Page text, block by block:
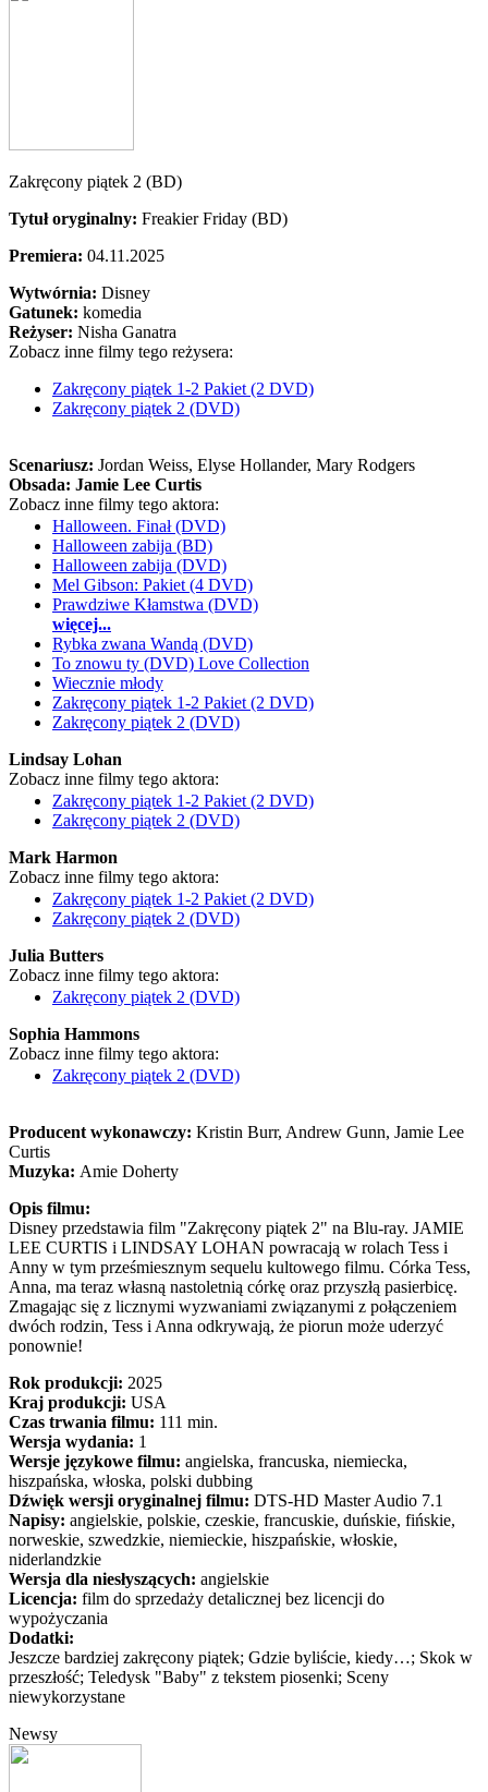
Zakręcony piątek 2 (BD)
Tytuł oryginalny: Freakier Friday (BD)
Premiera: 04.11.2025
Wytwórnia: Disney
Gatunek: komedia
Reżyser: Nisha Ganatra
Zobacz inne filmy tego reżysera:
Zakręcony piątek 1-2 Pakiet (2 DVD)
Zakręcony piątek 2 (DVD)
Scenariusz: Jordan Weiss, Elyse Hollander, Mary Rodgers
Obsada: Jamie Lee Curtis
Zobacz inne filmy tego aktora:
Halloween. Finał (DVD)
Halloween zabija (BD)
Halloween zabija (DVD)
Mel Gibson: Pakiet (4 DVD)
Prawdziwe Kłamstwa (DVD)
więcej...
Rybka zwana Wandą (DVD)
To znowu ty (DVD) Love Collection
Wiecznie młody
Zakręcony piątek 1-2 Pakiet (2 DVD)
Zakręcony piątek 2 (DVD)
Lindsay Lohan
Zobacz inne filmy tego aktora:
Zakręcony piątek 1-2 Pakiet (2 DVD)
Zakręcony piątek 2 (DVD)
Mark Harmon
Zobacz inne filmy tego aktora:
Zakręcony piątek 1-2 Pakiet (2 DVD)
Zakręcony piątek 2 (DVD)
Julia Butters
Zobacz inne filmy tego aktora:
Zakręcony piątek 2 (DVD)
Sophia Hammons
Zobacz inne filmy tego aktora:
Zakręcony piątek 2 (DVD)
Producent wykonawczy: Kristin Burr, Andrew Gunn, Jamie Lee
Curtis
Muzyka: Amie Doherty
Opis filmu:
Disney przedstawia film "Zakręcony piątek 2" na Blu-ray. JAMIE
LEE CURTIS i LINDSAY LOHAN powracają w rolach Tess i
Anny w tym prześmiesznym sequelu kultowego filmu. Córka Tess,
Anna, ma teraz własną nastoletnią córkę oraz przyszłą pasierbicę.
Zmagając się z licznymi wyzwaniami związanymi z połączeniem
dwóch rodzin, Tess i Anna odkrywają, że piorun może uderzyć
ponownie!
Rok produkcji: 2025
Kraj produkcji: USA
Czas trwania filmu: 111 min.
Wersja wydania: 1
Wersje językowe filmu: angielska, francuska, niemiecka,
hiszpańska, włoska, polski dubbing
Dźwięk wersji oryginalnej filmu: DTS-HD Master Audio 7.1
Napisy: angielskie, polskie, czeskie, francuskie, duńskie, fińskie,
norweskie, szwedzkie, niemieckie, hiszpańskie, włoskie,
niderlandzkie
Wersja dla niesłyszących: angielskie
Licencja: film do sprzedaży detalicznej bez licencji do
wypożyczania
Dodatki:
Jeszcze bardziej zakręcony piątek; Gdzie byliście, kiedy…; Skok w
przeszłość; Teledysk "Baby" z tekstem piosenki; Sceny
niewykorzystane
Newsy